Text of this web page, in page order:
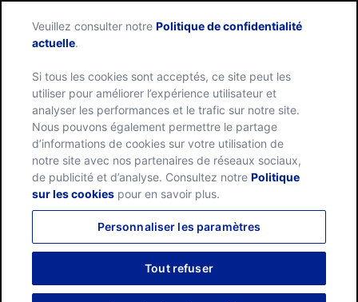
Menu
Veuillez consulter notre Politique de confidentialité
actuelle.
Si tous les cookies sont acceptés, ce site peut les
utiliser pour améliorer l’expérience utilisateur et
analyser les performances et le trafic sur notre site.
Nous pouvons également permettre le partage
d’informations de cookies sur votre utilisation de
notre site avec nos partenaires de réseaux sociaux,
de publicité et d’analyse. Consultez notre Politique
sur les cookiespour en savoir plus.
Personnaliser les paramètres
Tout refuser